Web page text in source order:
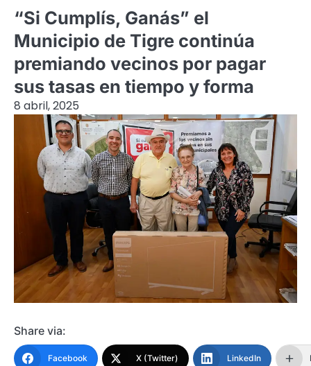
“Si Cumplís, Ganás” el
Municipio de Tigre continúa
premiando vecinos por pagar
sus tasas en tiempo y forma
8 abril, 2025
Share via:
Facebook X (Twitter) LinkedIn